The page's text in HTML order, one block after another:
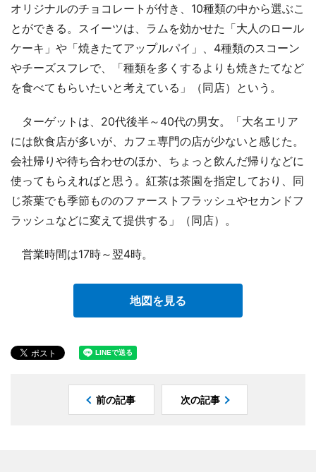
オリジナルのチョコレートが付き、10種類の中から選ぶこ
とができる。スイーツは、ラムを効かせた「大人のロール
ケーキ」や「焼きたてアップルパイ」、4種類のスコーン
やチーズスフレで、「種類を多くするよりも焼きたてなど
を食べてもらいたいと考えている」（同店）という。
ターゲットは、20代後半～40代の男女。「大名エリア
には飲食店が多いが、カフェ専門の店が少ないと感じた。
会社帰りや待ち合わせのほか、ちょっと飲んだ帰りなどに
使ってもらえればと思う。紅茶は茶園を指定しており、同
じ茶葉でも季節もののファーストフラッシュやセカンドフ
ラッシュなどに変えて提供する」（同店）。
営業時間は17時～翌4時。
地図を見る
前の記事 次の記事